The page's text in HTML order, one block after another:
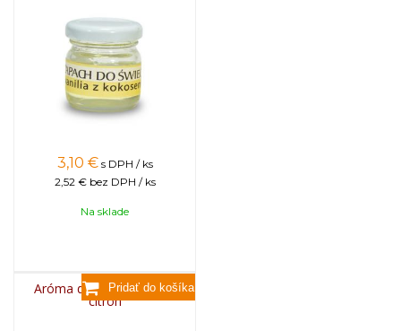
3,10 € s DPH / ks
2,52 € bez DPH / ks
Na sklade
Aróma do sviečok, 25g -
citrón